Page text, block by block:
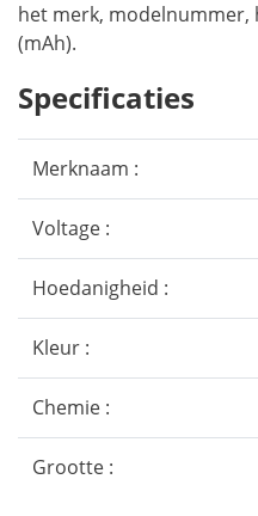
het merk, modelnummer,
(mAh).
Specificaties
Merknaam :
Voltage :
Hoedanigheid :
Kleur :
Chemie :
Grootte :